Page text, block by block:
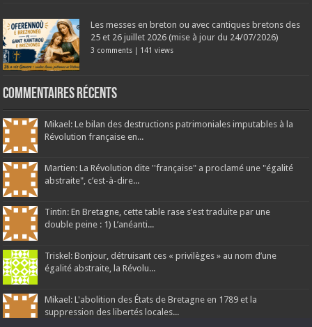
Les messes en breton ou avec cantiques bretons des
25 et 26 juillet 2026 (mise à jour du 24/07/2026)
3 comments | 141 views
Commentaires récents
Mikael: Le bilan des destructions patrimoniales imputables à la
Révolution française en...
Martien: La Révolution dite ''française" a proclamé une "égalité
abstraite", c’est-à-dire...
Tintin: En Bretagne, cette table rase s’est traduite par une
double peine : 1) L’anéanti...
Triskel: Bonjour, détruisant ces « privilèges » au nom d’une
égalité abstraite, la Révolu...
Mikael: L'abolition des États de Bretagne en 1789 et la
suppression des libertés locales...